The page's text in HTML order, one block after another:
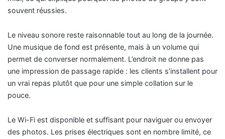
souvent réussies.
Le niveau sonore reste raisonnable tout au long de la journée.
Une musique de fond est présente, mais à un volume qui
permet de converser normalement. L’endroit ne donne pas
une impression de passage rapide : les clients s’installent pour
un vrai repas plutôt que pour une simple collation sur le
pouce.
Le Wi-Fi est disponible et suffisant pour naviguer ou envoyer
des photos. Les prises électriques sont en nombre limité, ce